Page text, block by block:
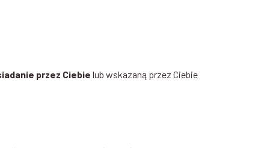
przez Ciebie lub wskazaną przez Ciebie